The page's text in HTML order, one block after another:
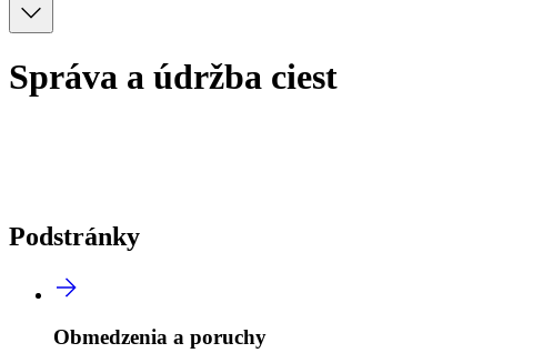
Správa a údržba ciest
Podstránky
Obmedzenia a poruchy